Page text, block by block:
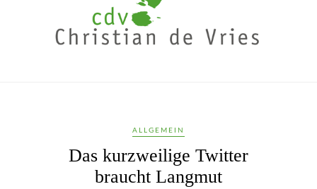
ALLGEMEIN
Das kurzweilige Twitter
braucht Langmut